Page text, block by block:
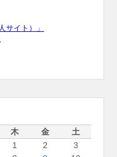
木 金
土
1
2
3